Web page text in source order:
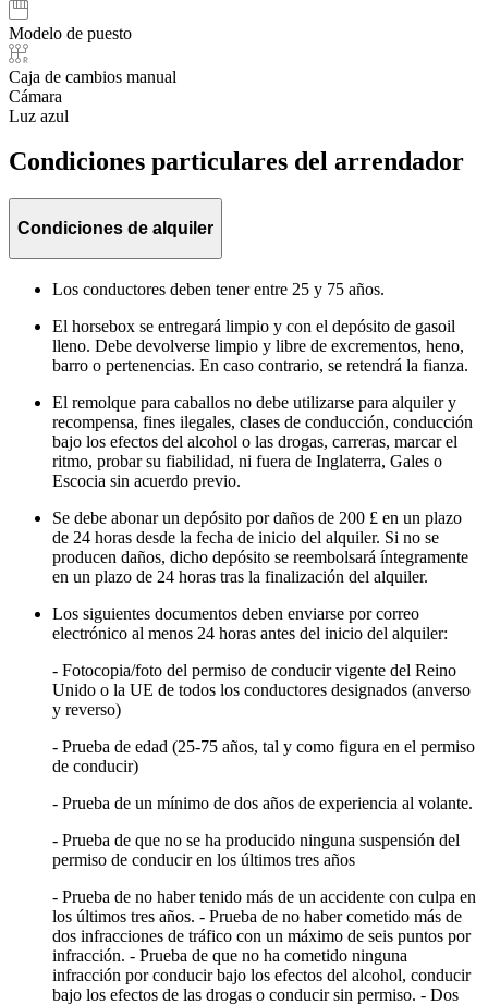
Modelo de puesto
Caja de cambios manual
Cámara
Luz azul
Condiciones particulares del arrendador
Condiciones de alquiler
Los conductores deben tener entre 25 y 75 años.
El horsebox se entregará limpio y con el depósito de gasoil
lleno. Debe devolverse limpio y libre de excrementos, heno,
barro o pertenencias. En caso contrario, se retendrá la fianza.
El remolque para caballos no debe utilizarse para alquiler y
recompensa, fines ilegales, clases de conducción, conducción
bajo los efectos del alcohol o las drogas, carreras, marcar el
ritmo, probar su fiabilidad, ni fuera de Inglaterra, Gales o
Escocia sin acuerdo previo.
Se debe abonar un depósito por daños de 200 £ en un plazo
de 24 horas desde la fecha de inicio del alquiler. Si no se
producen daños, dicho depósito se reembolsará íntegramente
en un plazo de 24 horas tras la finalización del alquiler.
Los siguientes documentos deben enviarse por correo
electrónico al menos 24 horas antes del inicio del alquiler:
- Fotocopia/foto del permiso de conducir vigente del Reino
Unido o la UE de todos los conductores designados (anverso
y reverso)
- Prueba de edad (25-75 años, tal y como figura en el permiso
de conducir)
- Prueba de un mínimo de dos años de experiencia al volante.
- Prueba de que no se ha producido ninguna suspensión del
permiso de conducir en los últimos tres años
- Prueba de no haber tenido más de un accidente con culpa en
los últimos tres años. - Prueba de no haber cometido más de
dos infracciones de tráfico con un máximo de seis puntos por
infracción. - Prueba de que no ha cometido ninguna
infracción por conducir bajo los efectos del alcohol, conducir
bajo los efectos de las drogas o conducir sin permiso. - Dos